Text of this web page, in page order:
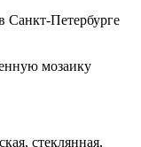
Санкт-Петербурге
мозаику
стеклянная,